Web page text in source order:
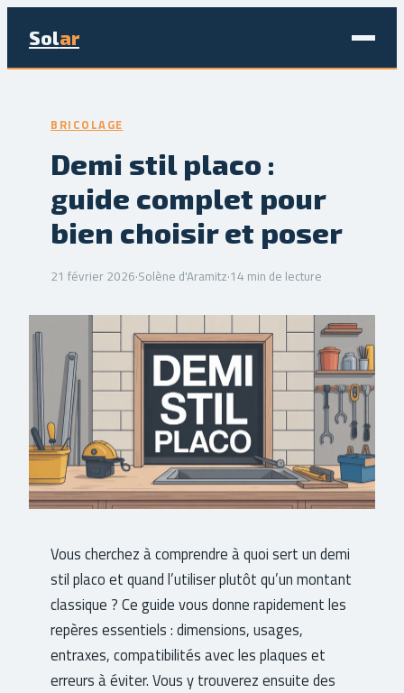
Solar
Bricolage
Écologie & Énergie
Jardinage
Immobilier
BRICOLAGE
Demi stil placo :
guide complet pour
bien choisir et poser
21 février 2026·Solène d'Aramitz·14 min de lecture
Vous cherchez à comprendre à quoi sert un demi
stil placo et quand l’utiliser plutôt qu’un montant
classique ? Ce guide vous donne rapidement les
repères essentiels : dimensions, usages,
entraxes, compatibilités avec les plaques et
erreurs à éviter. Vous y trouverez ensuite des